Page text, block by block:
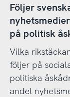
Följer
på politisk
Vilka
följer på
politiska
andel